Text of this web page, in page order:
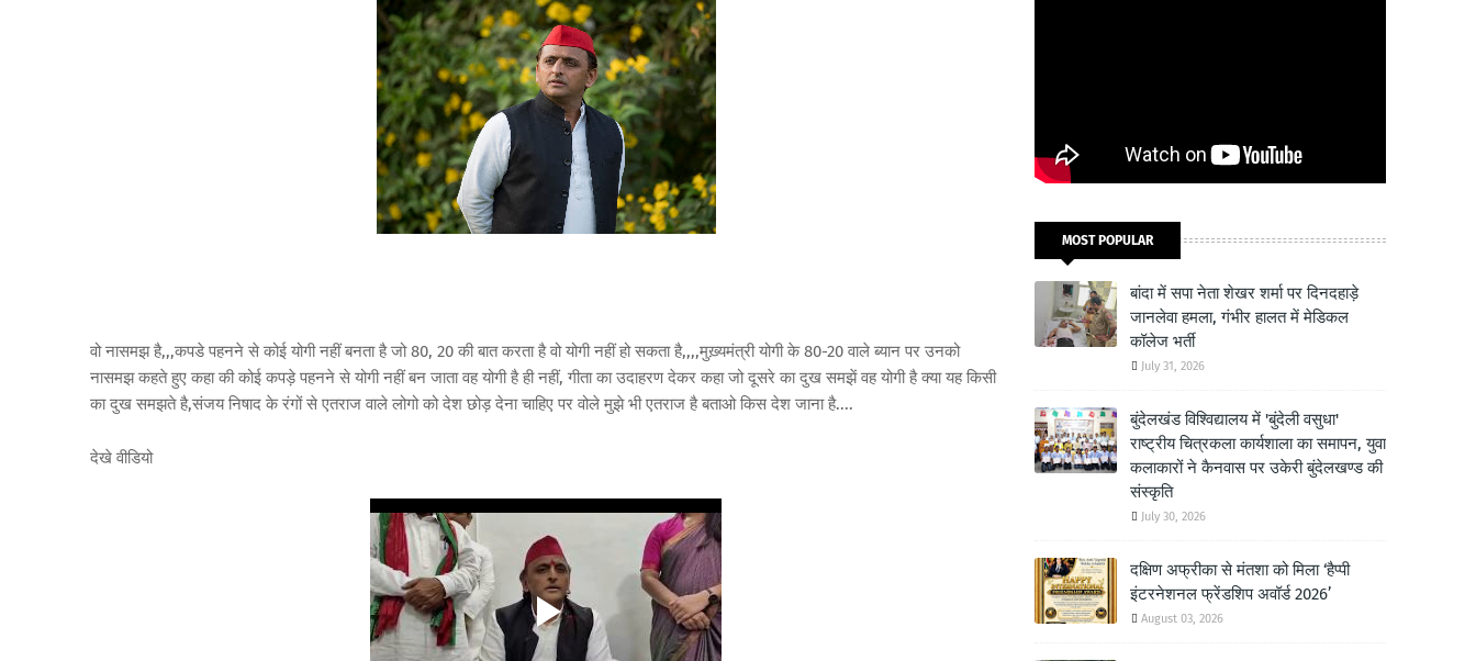
वो नासमझ है,,,कपडे पहनने से कोई योगी नहीं बनता है जो 80, 20 की बात करता है वो योगी नहीं हो सकता है,,,,मुख़्यमंत्री योगी के 80-20 वाले ब्यान पर उनको
नासमझ कहते हुए कहा की कोई कपड़े पहनने से योगी नहीं बन जाता वह योगी है ही नहीं, गीता का उदाहरण देकर कहा जो दूसरे का दुख समझें वह योगी है क्या यह किसी
का दुख समझते है,संजय निषाद के रंगों से एतराज वाले लोगो को देश छोड़ देना चाहिए पर वोले मुझे भी एतराज है बताओ किस देश जाना है....
देखे वीडियो
MOST POPULAR
बांदा में सपा नेता शेखर शर्मा पर दिनदहाड़े
जानलेवा हमला, गंभीर हालत में मेडिकल
कॉलेज भर्ती
July 31, 2026
बुंदेलखंड विश्विद्यालय में 'बुंदेली वसुधा'
राष्ट्रीय चित्रकला कार्यशाला का समापन, युवा
कलाकारों ने कैनवास पर उकेरी बुंदेलखण्ड की
संस्कृति
July 30, 2026
दक्षिण अफ्रीका से मंतशा को मिला ‘हैप्पी
इंटरनेशनल फ्रेंडशिप अवॉर्ड 2026’
August 03, 2026